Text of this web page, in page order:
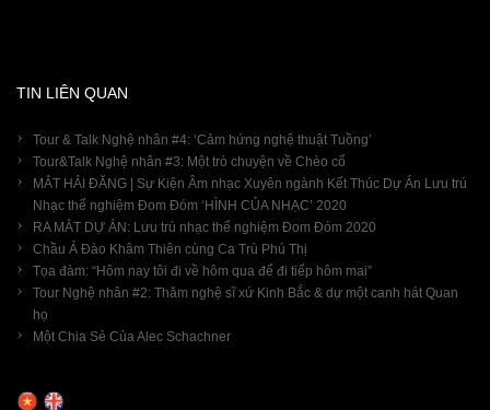
TIN LIÊN QUAN
Tour & Talk Nghệ nhân #4: ‘Cảm hứng nghệ thuật Tuồng’
Tour&Talk Nghệ nhân #3: Một trò chuyện về Chèo cổ
MẮT HẢI ĐĂNG | Sự Kiện Âm nhạc Xuyên ngành Kết Thúc Dự Án Lưu trú
Nhạc thể nghiệm Đom Đóm ‘HÌNH CỦA NHẠC’ 2020
RA MẮT DỰ ÁN: Lưu trú nhạc thể nghiệm Đom Đóm 2020
Chầu Ả Đào Khâm Thiên cùng Ca Trù Phú Thị
Tọa đàm: “Hôm nay tôi đi về hôm qua để đi tiếp hôm mai”
Tour Nghệ nhân #2: Thăm nghệ sĩ xứ Kinh Bắc & dự một canh hát Quan
họ
Một Chia Sẻ Của Alec Schachner